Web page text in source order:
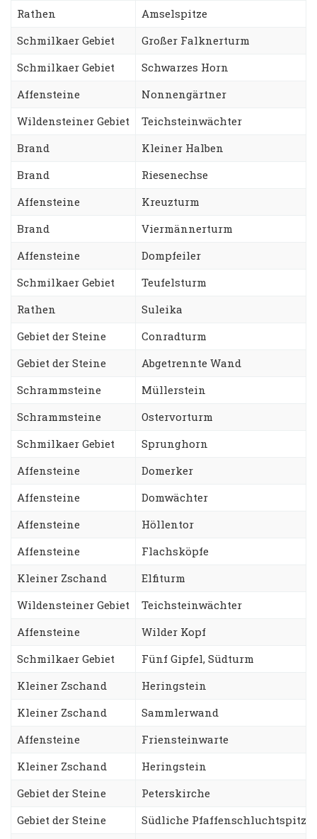
Rathen
Amselspitze
Schmilkaer Gebiet
Großer Falknerturm
Schmilkaer Gebiet
Schwarzes Horn
Affensteine
Nonnengärtner
Wildensteiner Gebiet
Teichsteinwächter
Brand
Kleiner Halben
Brand
Riesenechse
Affensteine
Kreuzturm
Brand
Viermännerturm
Affensteine
Dompfeiler
Schmilkaer Gebiet
Teufelsturm
Rathen
Suleika
Gebiet der Steine
Conradturm
Gebiet der Steine
Abgetrennte Wand
Schrammsteine
Müllerstein
Schrammsteine
Ostervorturm
Schmilkaer Gebiet
Sprunghorn
Affensteine
Domerker
Affensteine
Domwächter
Affensteine
Höllentor
Affensteine
Flachsköpfe
Kleiner Zschand
Elfiturm
Wildensteiner Gebiet
Teichsteinwächter
Affensteine
Wilder Kopf
Schmilkaer Gebiet
Fünf Gipfel, Südturm
Kleiner Zschand
Heringstein
Kleiner Zschand
Sammlerwand
Affensteine
Friensteinwarte
Kleiner Zschand
Heringstein
Gebiet der Steine
Peterskirche
Gebiet der Steine
Südliche Pfaffenschluchtspitze